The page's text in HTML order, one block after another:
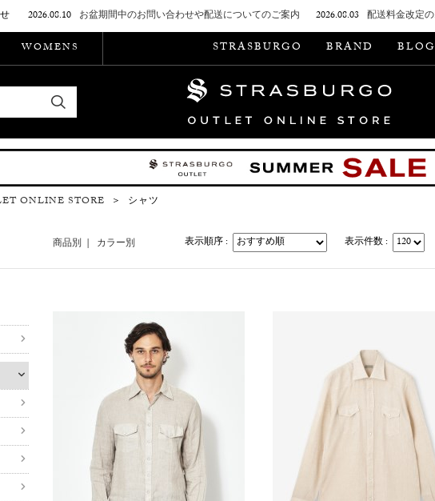
2026.08.10 お盆期間中のお問い合わせや配送についてのご案内 2026.08.03 配送料金改定
WOMENS STRASBURGO BRAND BLOG
ONLINE STORE ＞ シャツ
商品別 | カラー別 表示順序 : 表示件数 :